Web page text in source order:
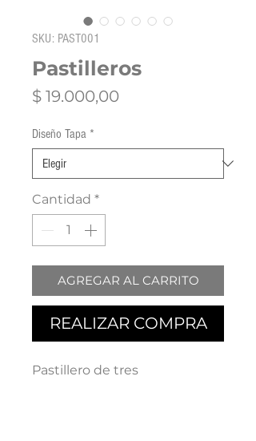
SKU: PAST001
Pastilleros
$ 19.000,00
Diseño Tapa *
Cantidad *
AGREGAR AL CARRITO
REALIZAR COMPRA
Pastillero de tres